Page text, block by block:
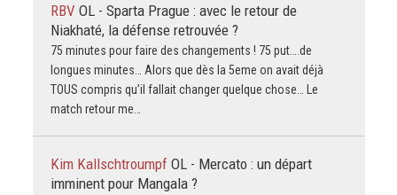
RBV OL - Sparta Prague : avec le retour de
Niakhaté, la défense retrouvée ?
75 minutes pour faire des changements ! 75 put….de
longues minutes… Alors que dès la 5eme on avait déjà
TOUS compris qu’il fallait changer quelque chose… Le
match retour me…
Kim Kallschtroumpf OL - Mercato : un départ
imminent pour Mangala ?